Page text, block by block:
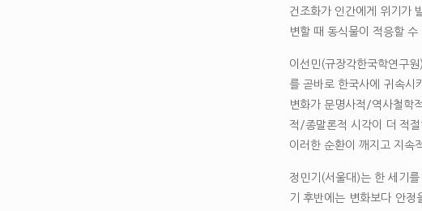
건조화가 인간에게 위기가
변할 때 동식물이 적응할
이선민(규장각한국학연구
를 곧바로 한국사에 귀속시
변화가 문명사적/역사철학
적/종말론적 시각이 더 적
이러한 순환이 깨지고 지속
정민기(서울대)는 한 세기
기 후반에는 변화보다 안